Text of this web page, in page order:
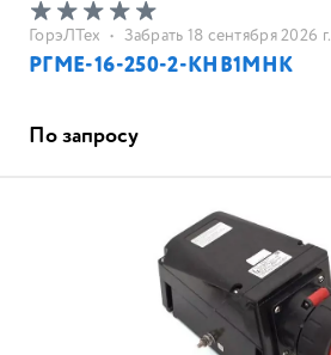
ГорэЛТех • Забрать 18 сентября 2026 г.
РГМЕ-16-250-2-КНВ1МНК
По запросу